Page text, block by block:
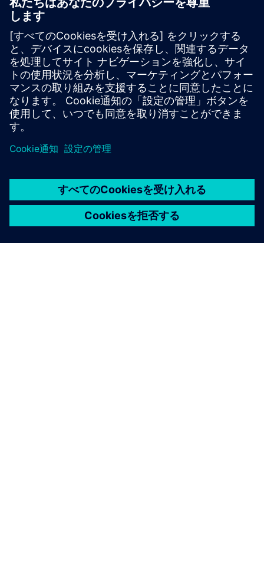
建築技術
高性能ビルのDesigo
次のレベルのビルディングオートメーション-あなた
のニーズにぴったり合っています。